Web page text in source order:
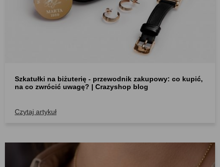
Szkatułki na biżuterię - przewodnik zakupowy: co kupić,
na co zwrócić uwagę? | Crazyshop blog
Czytaj artykuł